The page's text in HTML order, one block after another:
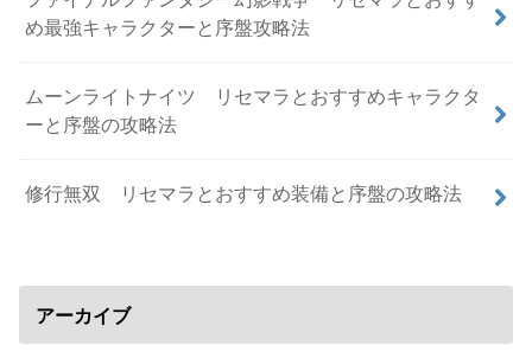
め最強キャラクターと序盤攻略法
ムーンライトナイツ リセマラとおすすめキャラクタ
ーと序盤の攻略法
修行無双 リセマラとおすすめ装備と序盤の攻略法
アーカイブ